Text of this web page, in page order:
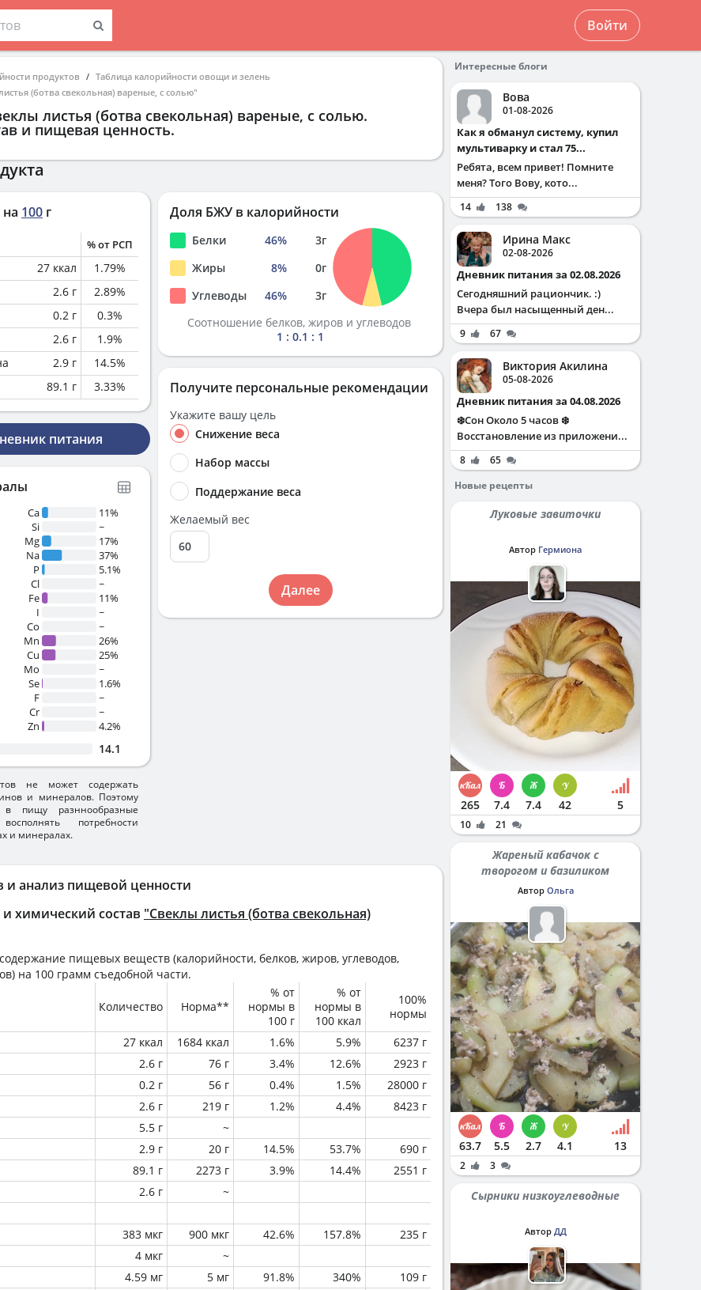
Войти
продуктов
Таблица калорийности овощи и зелень
(ботва свекольная) вареные, с солью"
листья (ботва свекольная) вареные, с солью.
и пищевая ценность.
и анализ пищевой ценности
химический состав "Свеклы листья (ботва свекольная)
пищевых веществ (калорийности, белков, жиров, углеводов,
на 100 грамм съедобной части.
Количество Норма**
% от
нормы в
100 г
% от
нормы в
100 ккал
100%
нормы
27 ккал 1684 ккал 1.6% 5.9%
6237 г
2.6 г 76 г 3.4% 12.6%
2923 г
0.2 г 56 г 0.4% 1.5%
28000 г
2.6 г 219 г 1.2% 4.4%
8423 г
5.5 г
~
2.9 г 20 г 14.5% 53.7%
690 г
89.1 г 2273 г 3.9% 14.4%
2551 г
2.6 г ~
383 мкг 900 мкг 42.6% 157.8%
235 г
4 мкг
~
4.59 мг 5 мг 91.8% 340%
109 г
100 г
% от РСП
27 ккал 1.79%
2.6 г 2.89%
0.2 г 0.3%
2.6 г 1.9%
2.9 г 14.5%
89.1 г 3.33%
питания
Ca
11%
Si
~
Mg
17%
Na
37%
P
5.1%
Cl
~
Fe
11%
I
~
Co
~
Mn
26%
Cu
25%
Mo
~
Se
1.6%
F
~
Cr
~
Zn
4.2%
14.1
не может содержать
и минералов. Поэтому
в пищу разннообразные
потребности
и минералах.
Доля БЖУ в калорийности
Белки 46% 3г
Жиры
8% 0г
Углеводы
46% 3г
Соотношение белков, жиров и углеводов
1 : 0.1 : 1
Получите персональные рекомендации
Укажите вашу цель
Снижение веса
Набор массы
Поддержание веса
Желаемый вес
Далее
Интересные блоги
Вова
01-08-2026
Как я обманул систему, купил
мультиварку и стал 75...
Ребята, всем привет! Помните
меня? Того Вову, кото...
14 138
Ирина Макс
02-08-2026
Дневник питания за 02.08.2026
Сегодняшний рациончик. :)
Вчера был насыщенный ден...
9 67
Виктория Акилина
05-08-2026
Дневник питания за 04.08.2026
❄️Сон Около 5 часов ❄️
Восстановление из приложени...
8
65
Новые рецепты
Луковые завиточки
Автор Гермиона
265 7.4 7.4 42 5
10 21
Жареный кабачок с
творогом и базиликом
Автор Ольга
63.7 5.5 2.7 4.1 13
2 3
Сырники низкоуглеводные
Автор ДД